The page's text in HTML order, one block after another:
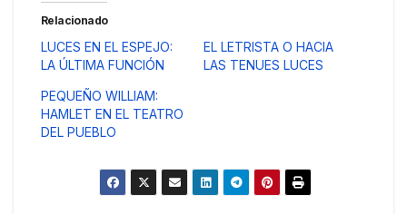
Relacionado
LUCES EN EL ESPEJO:
LA ÚLTIMA FUNCIÓN
EL LETRISTA O HACIA
LAS TENUES LUCES
PEQUEÑO WILLIAM:
HAMLET EN EL TEATRO
DEL PUEBLO